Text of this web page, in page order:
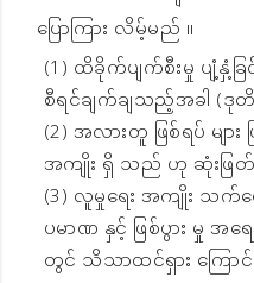
ပြောကြား လိမ့်မည် ။
(1) ထိခိုက်ပျက်စီးမှု ပျံ့နှံ့ခ
စီရင်ချက်ချသည့်အခါ (ဒု
(2) အလားတူ ဖြစ်ရပ် များ
အကျိုး ရှိ သည် ဟု ဆုံးဖြ
(3) လူမှုရေး အကျိုး သက်
ပမာဏ နှင့် ဖြစ်ပွား မှု
တွင် သိသာထင်ရှား ကြေ